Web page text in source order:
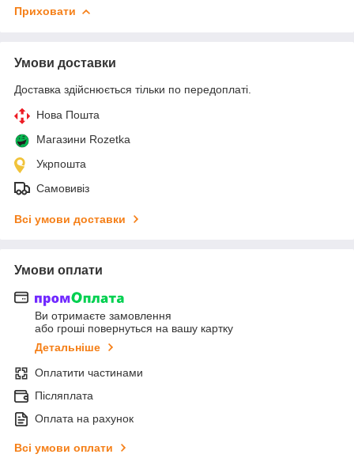
Приховати
Умови доставки
Доставка здійснюється тільки по передоплаті.
Нова Пошта
Магазини Rozetka
Укрпошта
Самовивіз
Всі умови доставки
Умови оплати
Ви отримаєте замовлення
або гроші повернуться на вашу картку
Детальніше
Оплатити частинами
Післяплата
Оплата на рахунок
Всі умови оплати